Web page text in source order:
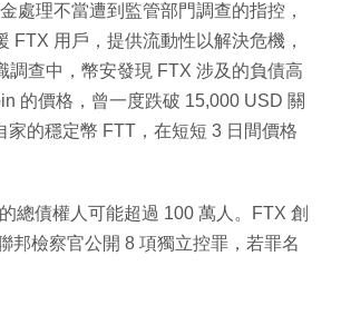
處理不當遭到監管部門調查的指控，
FTX 用戶，提供流動性以解決危機，
查中，幣安發現 FTX 涉及的負債高
的價格，曾一度跌破 15,000 USD 關
的穩定幣 FTT，在短短 3 日間價格
總債權人可能超過 100 萬人。FTX 創
邦檢察官公開 8 項獨立控罪，若罪名